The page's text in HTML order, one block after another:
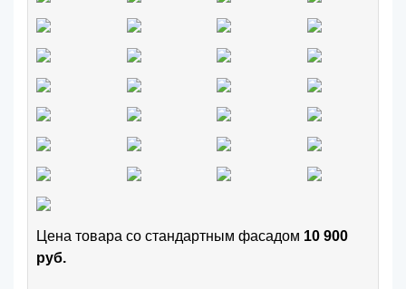
Цена товара cо стандартным фасадом 10 900
руб.